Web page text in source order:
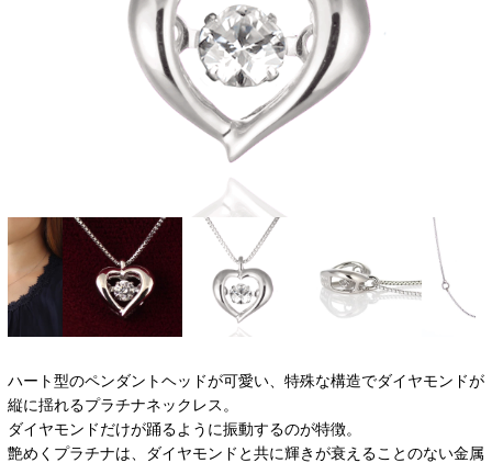
ハート型のペンダントヘッドが可愛い、特殊な構造でダイヤモンドが
縦に揺れるプラチナネックレス。
ダイヤモンドだけが踊るように振動するのが特徴。
艶めくプラチナは、ダイヤモンドと共に輝きが衰えることのない金属